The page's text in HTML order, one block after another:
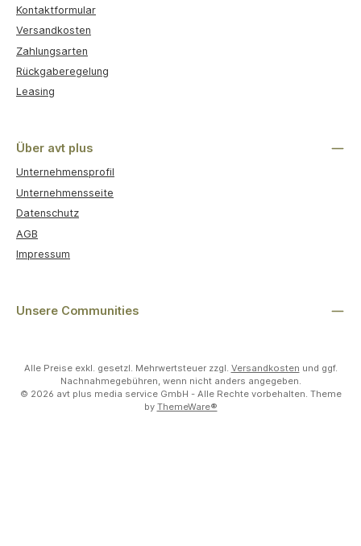
Kontaktformular
Versandkosten
Zahlungsarten
Rückgaberegelung
Leasing
Über avt plus
Unternehmensprofil
Unternehmensseite
Datenschutz
AGB
Impressum
Unsere Communities
Alle Preise exkl. gesetzl. Mehrwertsteuer zzgl. Versandkosten und ggf.
Nachnahmegebühren, wenn nicht anders angegeben.
© 2026 avt plus media service GmbH - Alle Rechte vorbehalten. Theme
by ThemeWare®